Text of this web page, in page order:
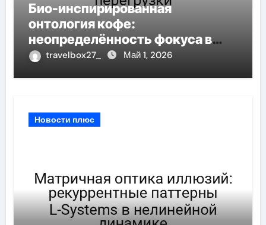
Био-инспирированная
онтология кофе:
неопределённость фокуса в
условиях информационной
travelbox27_ Май 1, 2026
Новости плюс